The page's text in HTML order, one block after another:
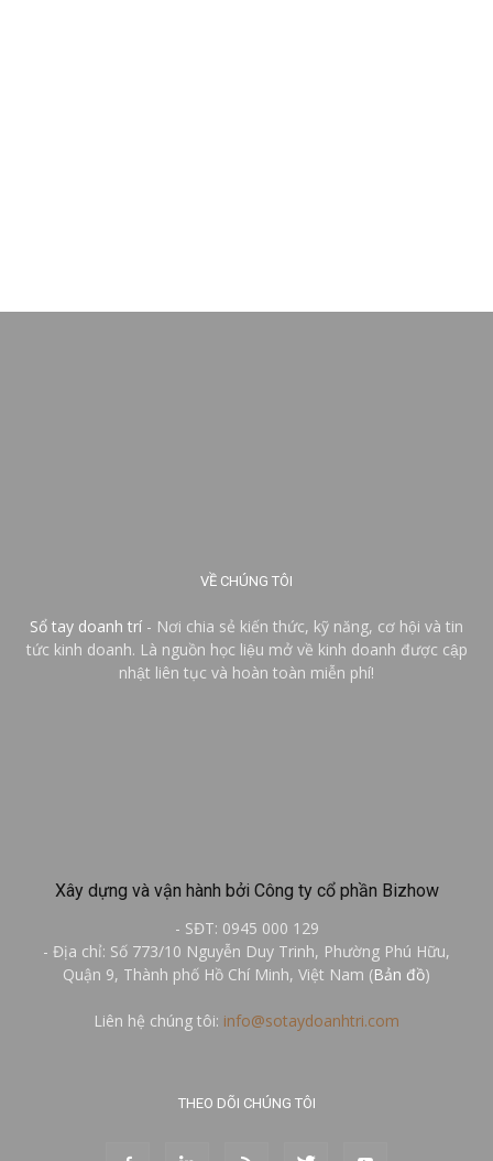
VỀ CHÚNG TÔI
Sổ tay doanh trí - Nơi chia sẻ kiến thức, kỹ năng, cơ hội và tin
tức kinh doanh. Là nguồn học liệu mở về kinh doanh được cập
nhật liên tục và hoàn toàn miễn phí!
Xây dựng và vận hành bởi Công ty cổ phần Bizhow
- SĐT: 0945 000 129
- Địa chỉ: Số 773/10 Nguyễn Duy Trinh, Phường Phú Hữu,
Quận 9, Thành phố Hồ Chí Minh, Việt Nam (Bản đồ)
Liên hệ chúng tôi: info@sotaydoanhtri.com
THEO DÕI CHÚNG TÔI